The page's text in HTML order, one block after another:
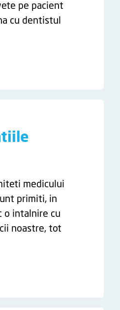
pe pacient
cu dentistul
medicului
primiti, in
o intalnire cu
noastre, tot